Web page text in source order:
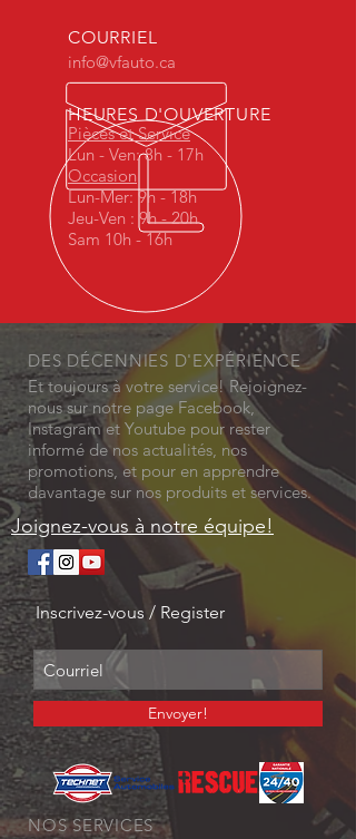
COURRIEL
info@vfauto.ca
HEURES D'OUVERTURE
Pièces et Service
Lun - Ven: 8h - 17h
Occasion
Lun-Mer: 9h - 18h
Jeu-Ven : 9h - 20h
Sam 10h - 16h
DES DÉCENNIES D'EXPÉRIENCE
Et toujours à votre service! Rejoignez-
nous sur notre page Facebook,
Instagram et Youtube pour rester
informé de nos actualités, nos
promotions, et pour en apprendre
davantage sur nos produits et services.
Joignez-vous à notre équipe!
Inscrivez-vous / Register
Envoyer!
NOS SERVICES